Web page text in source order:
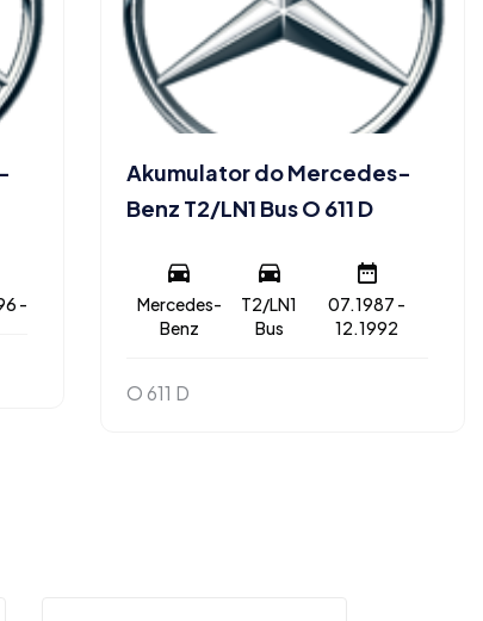
-
Akumulator do Mercedes-
Benz T2/LN1 Bus O 611 D
Mercedes-
Benz
T2/LN1
Bus
07.1987 -
12.1992
O 611 D